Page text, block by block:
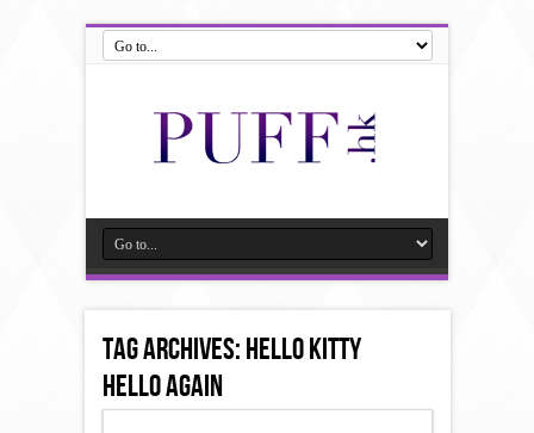
Tag Archives:Hello Kitty
Hello Again